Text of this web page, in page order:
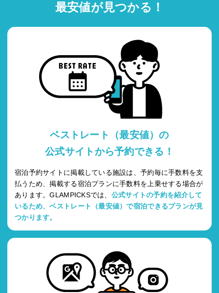
最安値が見つかる！
ベストレート（最安値）の
公式サイトから予約できる！
宿泊予約サイトに掲載している施設は、予約毎に手数料を支
払うため、掲載する宿泊プランに手数料を上乗せする場合が
あります。GLAMPICKSでは、 公式サイトの予約を紹介して
いるため、ベストレート（最安値）で宿泊できるプランが見
つかります。